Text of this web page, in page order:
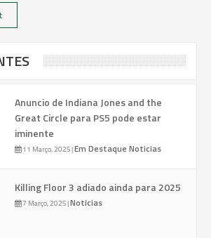
Anuncio de Indiana Jones and the
Great Circle para PS5 pode estar
iminente
11 Março, 2025|Em Destaque Noticias
Killing Floor 3 adiado ainda para 2025
7 Março, 2025|Noticias